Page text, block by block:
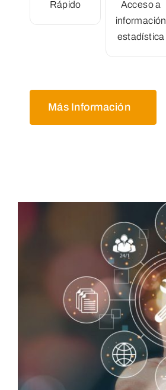
Rápido
Acceso a
información
estadística
Más Información